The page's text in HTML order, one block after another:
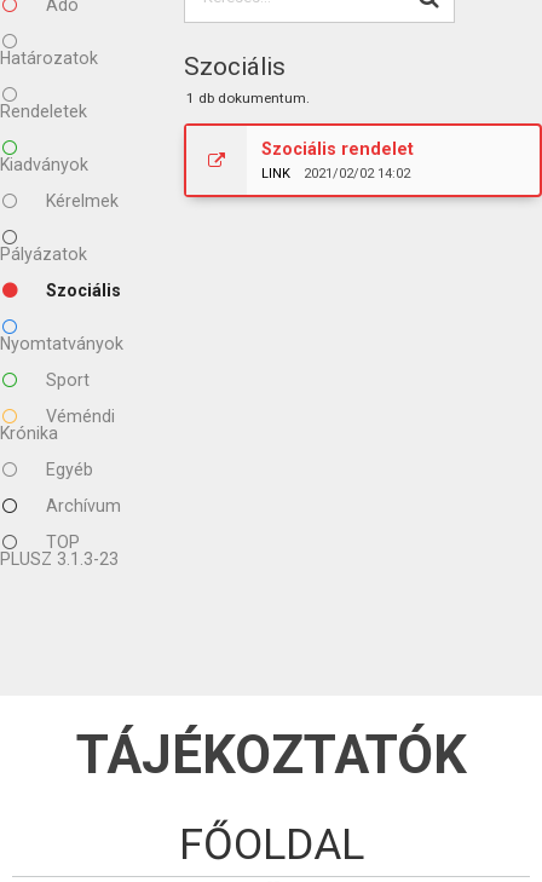
Adó
Határozatok
Rendeletek
Kiadványok
Kérelmek
Pályázatok
Szociális
Nyomtatványok
Sport
Véméndi
Krónika
Egyéb
Archívum
TOP
PLUSZ 3.1.3-23
Szociális
1 db dokumentum.
Szociális rendelet
LINK 2021/02/02 14:02
TÁJÉKOZTATÓK
FŐOLDAL